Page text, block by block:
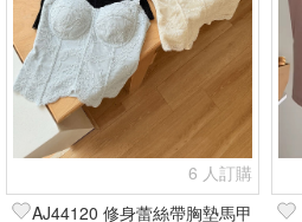
6 人訂購
AJ44120 修身蕾絲帶胸墊馬甲